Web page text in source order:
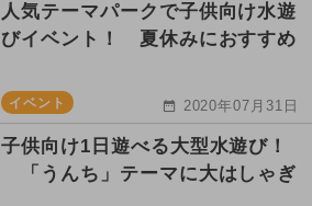
人気テーマパークで子供向け水遊
びイベント！ 夏休みにおすすめ
イベント 2020年07月31日
子供向け1日遊べる大型水遊び！
「うんち」テーマに大はしゃぎ